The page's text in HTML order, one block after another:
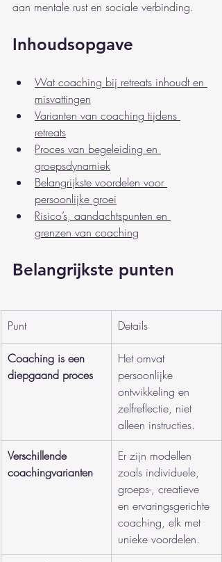
aan mentale rust en sociale verbinding.
Inhoudsopgave
Wat coaching bij retreats inhoudt en
misvattingen
Varianten van coaching tijdens
retreats
Proces van begeleiding en
groepsdynamiek
Belangrijkste voordelen voor
persoonlijke groei
Risico’s, aandachtspunten en
grenzen van coaching
Belangrijkste punten
Punt Details
Coaching is een
diepgaand proces
Het omvat
persoonlijke
ontwikkeling en
zelfreflectie, niet
alleen instructies.
Verschillende
coachingvarianten
Er zijn modellen
zoals individuele,
groeps-, creatieve
en ervaringsgerichte
coaching, elk met
unieke voordelen.